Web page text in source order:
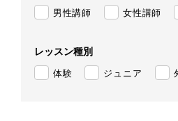
男性講師 女性講師
レッスン種別
体験 ジュニア